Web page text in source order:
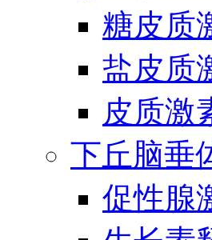
糖皮质
盐皮质
皮质激
下丘脑垂
促性腺